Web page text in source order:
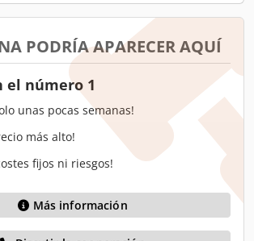
PODRÍA APARECER AQUÍ
el número 1
unas pocas semanas!
más alto!
fijos ni riesgos!
Más información